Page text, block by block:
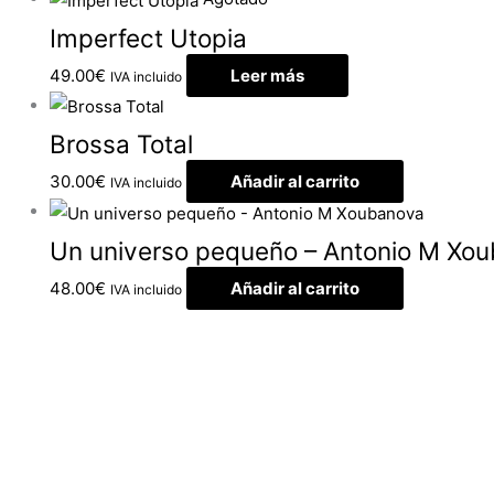
Imperfect Utopia
49.00€ IVA incluido Leer más
Brossa Total
30.00€ IVA incluido Añadir al carrito
Un universo pequeño – Antonio M
48.00€ IVA incluido Añadir al carrito